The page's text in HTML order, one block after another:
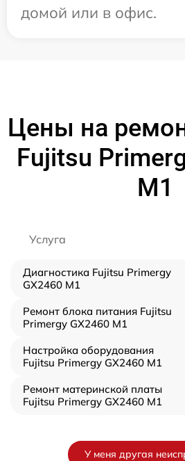
домой или в офис.
Цены на
Fujitsu
M1
Услуга
Диагностика Fujitsu Primergy
GX2460 M1
Ремонт блока питания Fujitsu
Primergy GX2460 M1
Настройка оборудования
Fujitsu Primergy GX2460 M1
Ремонт материнской платы
Fujitsu Primergy GX2460 M1
У меня другая